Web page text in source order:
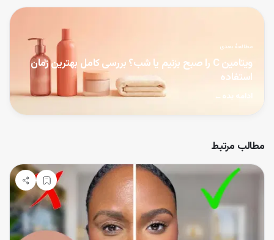
مطالعهٔ بعدی
ویتامین C را صبح بزنیم یا شب؟ بررسی کامل بهترین زمان
استفاده
ادامه بده ←
مطالب مرتبط